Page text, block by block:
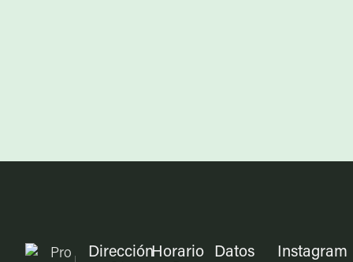
Pro
DirecciónHorario
Datos
Instagram